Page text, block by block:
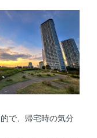
で、帰宅時の気分